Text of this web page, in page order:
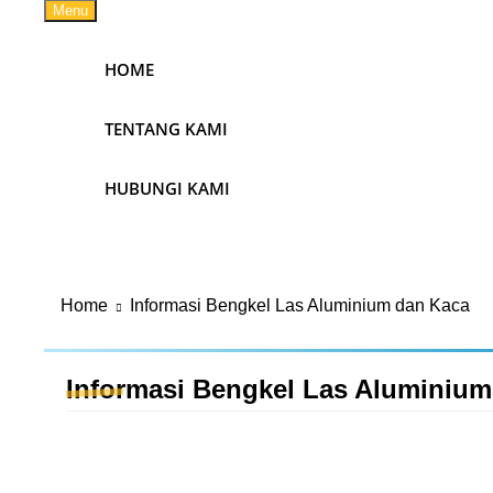
Menu
HOME
TENTANG KAMI
HUBUNGI KAMI
Home Informasi Bengkel Las Aluminium dan Kaca
Informasi Bengkel Las